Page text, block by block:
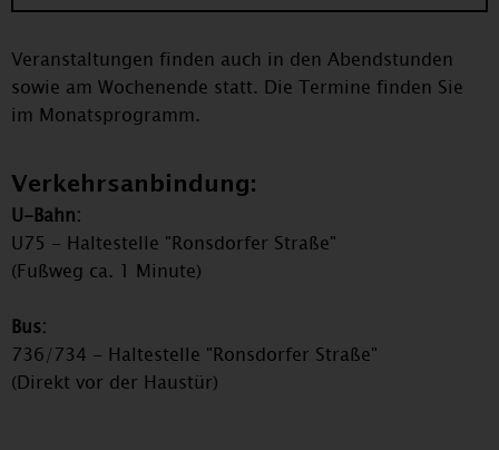
Veranstaltungen finden auch in den Abendstunden
sowie am Wochenende statt. Die Termine finden Sie
im Monatsprogramm.
Verkehrsanbindung:
U-Bahn:
U75 - Haltestelle "Ronsdorfer Straße"
(Fußweg ca. 1 Minute)
Bus:
736/734 - Haltestelle "Ronsdorfer Straße"
(Direkt vor der Haustür)